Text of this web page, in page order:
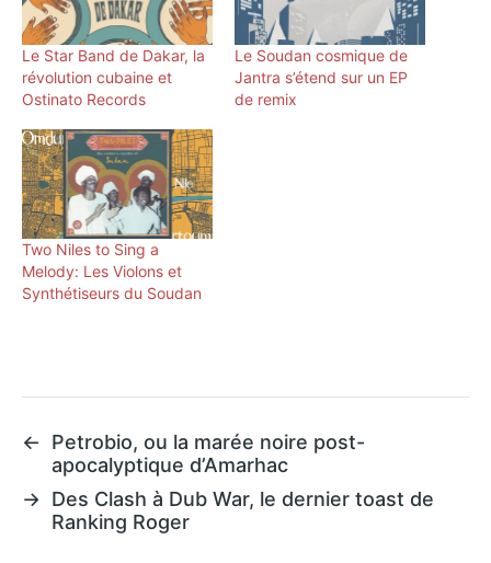
Le Star Band de Dakar, la
révolution cubaine et
Ostinato Records
Le Soudan cosmique de
Jantra s’étend sur un EP
de remix
Two Niles to Sing a
Melody: Les Violons et
Synthétiseurs du Soudan
←
Petrobio, ou la marée noire post-
apocalyptique d’Amarhac
→ Des Clash à Dub War, le dernier toast de
Ranking Roger